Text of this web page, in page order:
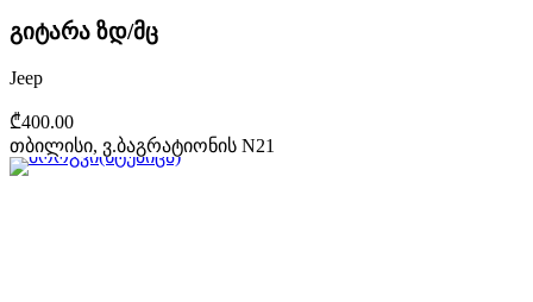
გიტარა ზდ/მც
Jeep
₾400.00
თბილისი, ვ.ბაგრატიონის N21